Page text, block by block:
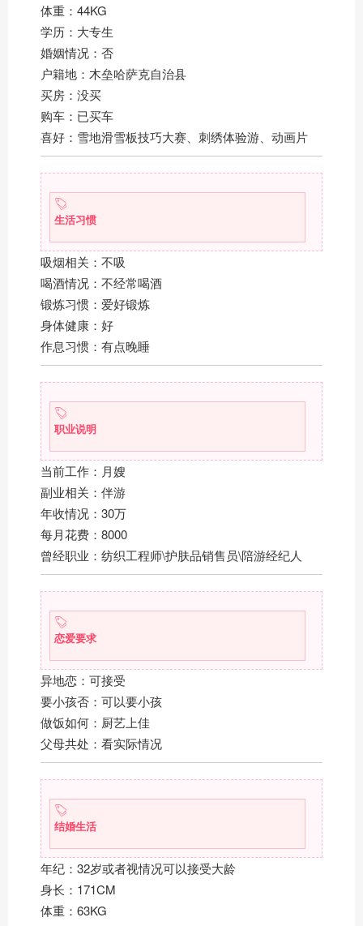
体重：44KG
学历：大专生
婚姻情况：否
户籍地：木垒哈萨克自治县
买房：没买
购车：已买车
喜好：雪地滑雪板技巧大赛、刺绣体验游、动画片
生活习惯
吸烟相关：不吸
喝酒情况：不经常喝酒
锻炼习惯：爱好锻炼
身体健康：好
作息习惯：有点晚睡
职业说明
当前工作：月嫂
副业相关：伴游
年收情况：30万
每月花费：8000
曾经职业：纺织工程师\护肤品销售员\陪游经纪人
恋爱要求
异地恋：可接受
要小孩否：可以要小孩
做饭如何：厨艺上佳
父母共处：看实际情况
结婚生活
年纪：32岁或者视情况可以接受大龄
身长：171CM
体重：63KG